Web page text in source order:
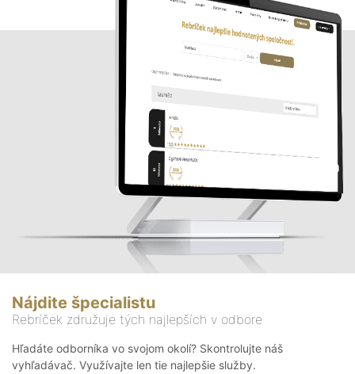
Nájdite špecialistu
Rebríček združuje tých najlepších v odbore
Hľadáte odborníka vo svojom okolí? Skontrolujte náš
vyhľadávač. Využívajte len tie najlepšie služby.